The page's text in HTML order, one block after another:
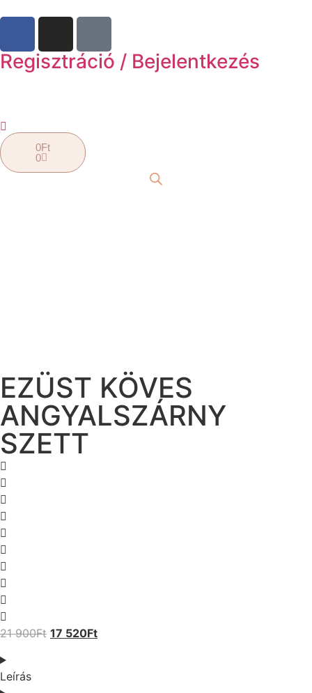
Regisztráció / Bejelentkezés
0Ft
0
EZÜST KÖVES
ANGYALSZÁRNY
SZETT
21 900Ft 17 520Ft
Leírás